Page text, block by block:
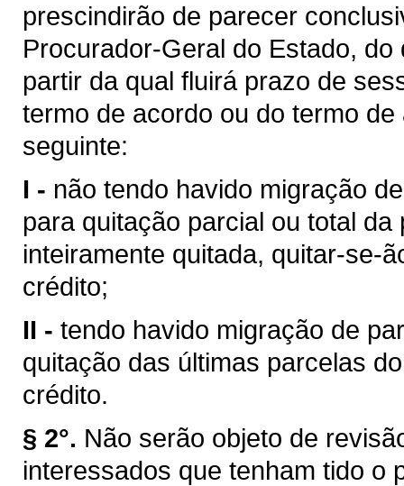
prescindirão de parecer
Procurador-Geral do Estado,
partir da qual fluirá prazo de
termo de acordo ou do termo
seguinte:
I - não tendo havido migração
para quitação parcial ou total
inteiramente quitada, quitar-se-
crédito;
II - tendo havido migração de
quitação das últimas parcelas
crédito.
§ 2°. Não serão objeto de
interessados que tenham tido o